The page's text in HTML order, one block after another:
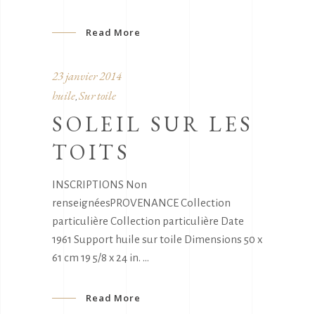
Read More
23 janvier 2014
huile, Sur toile
SOLEIL SUR LES
TOITS
INSCRIPTIONS Non
renseignéesPROVENANCE Collection
particulière Collection particulière Date
1961 Support huile sur toile Dimensions 50 x
61 cm 19 5/8 x 24 in.
Read More